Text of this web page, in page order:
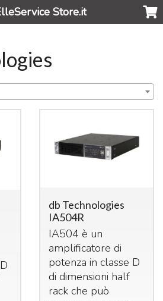
Store.it
db Technologies
IA504R
IA504 è un
amplificatore di
potenza in classe D
di dimensioni half
rack che può